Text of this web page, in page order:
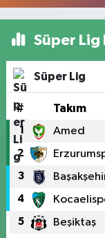
Süper Lig
Süper Lig
# Takım
1 Amed
2
3
4
5 Beşiktaş